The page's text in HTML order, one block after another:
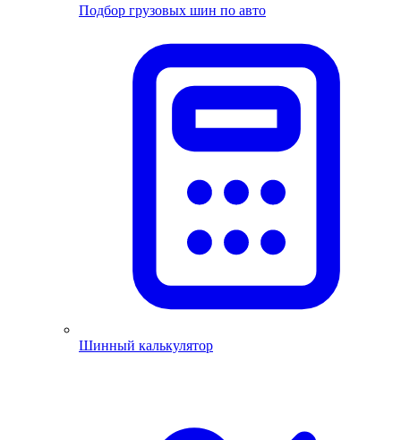
Подбор грузовых шин по авто
Шинный калькулятор